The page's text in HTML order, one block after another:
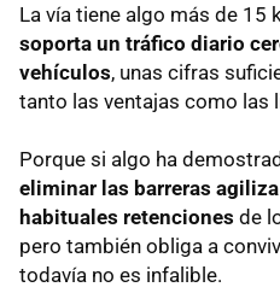
La vía tiene algo más de
soporta un tráfico diario
vehículos, unas cifras
tanto las ventajas como las
Porque si algo ha
eliminar las barreras
habituales retenciones de
pero también obliga a
todavía no es infalible.